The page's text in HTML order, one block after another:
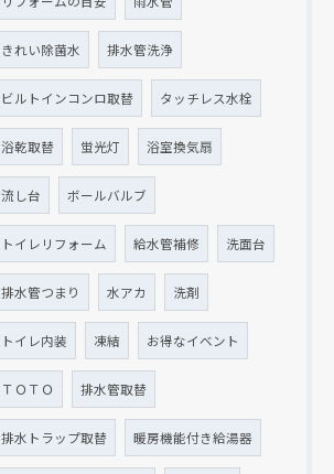
きれい除菌水 排水管洗浄
ビルトインコンロ取替 タッチレス水栓
浴乾取替 蛍光灯 浴室換気扇
流し台 ボールバルブ
トイレリフォーム 給水管補修 洗面台
排水管つまり 水アカ 洗剤
トイレ内装 凍結 お得なイベント
ＴＯＴＯ 排水管取替
排水トラップ取替 暖房機能付き給湯器